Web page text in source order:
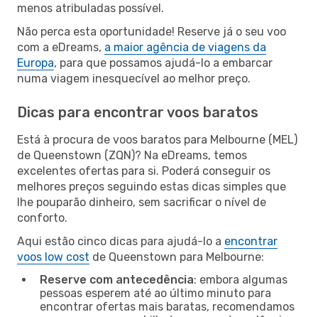
menos atribuladas possível.
Não perca esta oportunidade! Reserve já o seu voo
com a eDreams, a maior agência de viagens da
Europa, para que possamos ajudá-lo a embarcar
numa viagem inesquecível ao melhor preço.
Dicas para encontrar voos baratos
Está à procura de voos baratos para Melbourne (MEL)
de Queenstown (ZQN)? Na eDreams, temos
excelentes ofertas para si. Poderá conseguir os
melhores preços seguindo estas dicas simples que
lhe pouparão dinheiro, sem sacrificar o nível de
conforto.
Aqui estão cinco dicas para ajudá-lo a encontrar
voos low cost de Queenstown para Melbourne:
Reserve com antecedência: embora algumas
pessoas esperem até ao último minuto para
encontrar ofertas mais baratas, recomendamos